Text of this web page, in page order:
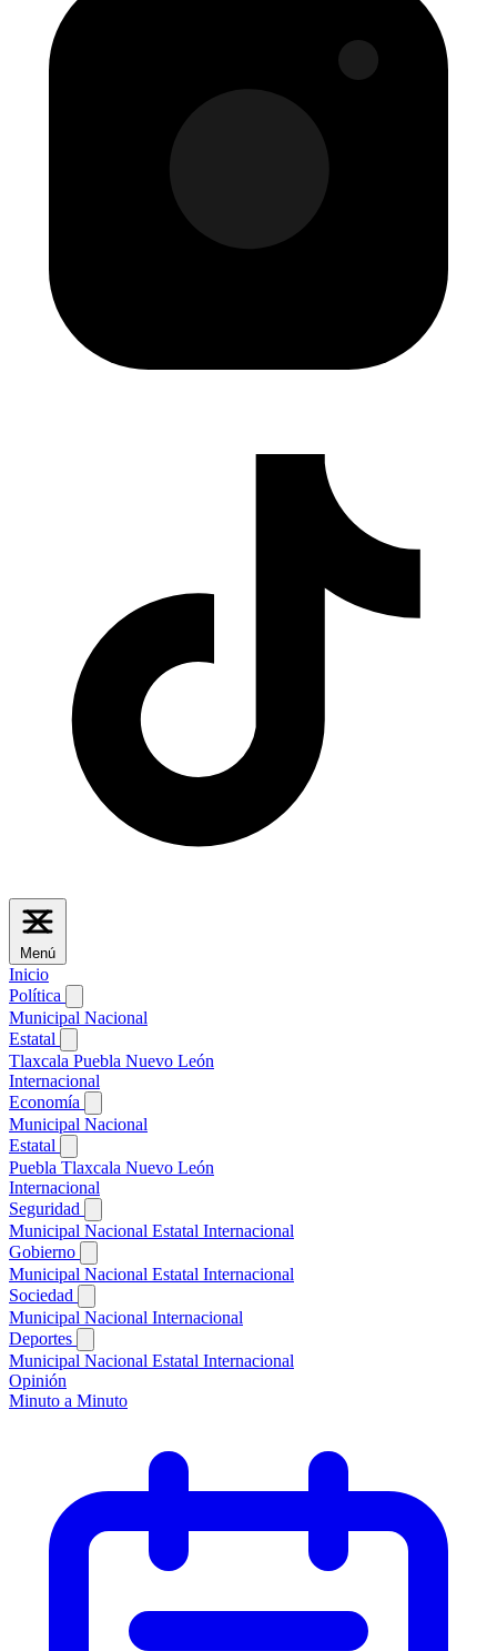
Menú
Inicio
Política
Municipal Nacional
Estatal
Tlaxcala Puebla Nuevo León
Internacional
Economía
Municipal Nacional
Estatal
Puebla Tlaxcala Nuevo León
Internacional
Seguridad
Municipal Nacional Estatal Internacional
Gobierno
Municipal Nacional Estatal Internacional
Sociedad
Municipal Nacional Internacional
Deportes
Municipal Nacional Estatal Internacional
Opinión
Minuto a Minuto